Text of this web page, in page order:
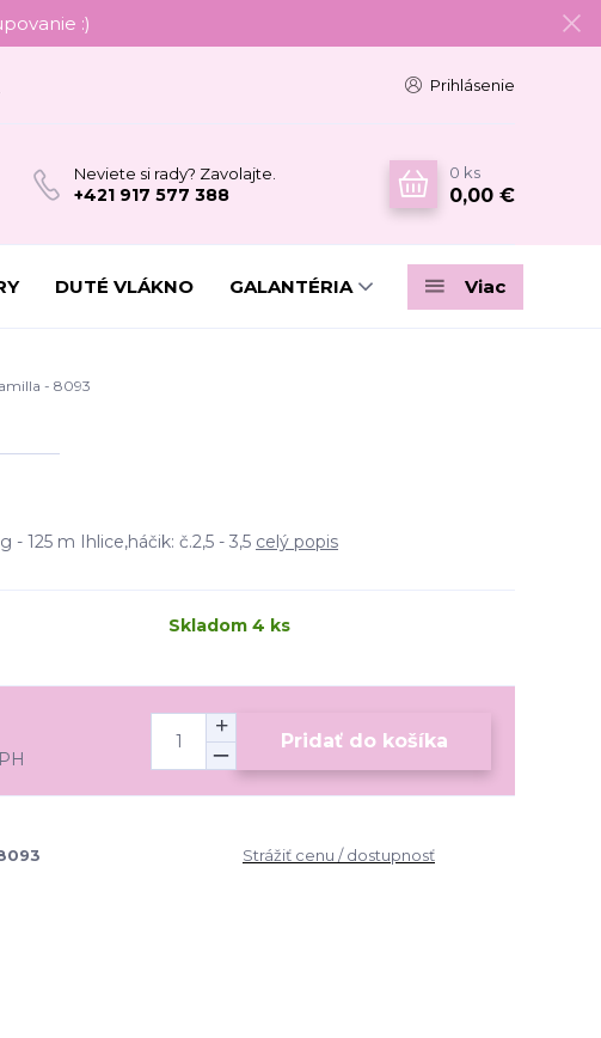
:)
Prihlásenie
Neviete si rady? Zavolajte.
+421 917 577 388
0 ks
0,00 €
DUTÉ VLÁKNO GALANTÉRIA Viac
- 8093
- 125 m Ihlice,háčik: č.2,5 - 3,5 celý popis
Skladom 4 ks
Pridať do košíka
Strážiť cenu / dostupnosť